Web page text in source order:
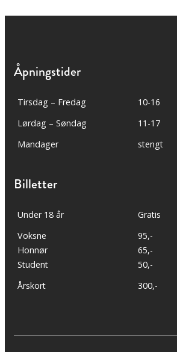
Åpningstider
Tirsdag – Fredag
10-16
Lørdag – Søndag
11-17
Mandager
stengt
Billetter
Under 18 år
Gratis
Voksne
Honnør
Student
95,-
65,-
50,-
Årskort
300,-